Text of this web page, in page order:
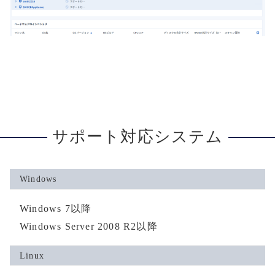
サポート対応システム
Windows
Windows 7以降
Windows Server 2008 R2以降
Linux